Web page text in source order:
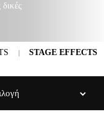
STAGE EFFECTS